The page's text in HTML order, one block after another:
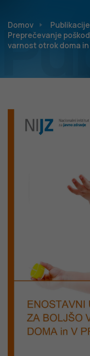
Domov Publikacije
Preprečevanje
varnost otrok doma